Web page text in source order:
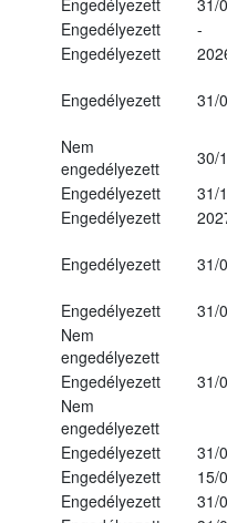
Engedélyezett
31/
Engedélyezett
-
Engedélyezett
Engedélyezett 31/
Nem
engedélyezett
30/
Engedélyezett
31/
Engedélyezett
Engedélyezett 31/
Engedélyezett
31/
Nem
engedélyezett
Engedélyezett
31/
Nem
engedélyezett
Engedélyezett
31/
Engedélyezett
15/
Engedélyezett
31/